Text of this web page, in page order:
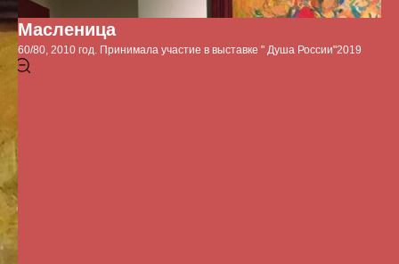
Масленица
60/80, 2010 год. Принимала участие в выставке " Душа России"2019